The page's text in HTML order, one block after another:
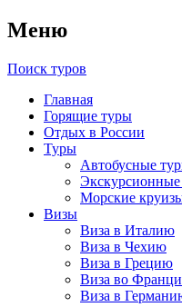
Меню
Поиск туров
Главная
Горящие туры
Отдых в России
Туры
Автобусные
Морские
Визы
Виза в Италию
Виза в Чехию
Виза в Грецию
Виза во
Виза в